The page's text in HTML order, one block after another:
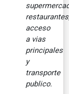
acceso
a vias
principales
y
transporte
publico.